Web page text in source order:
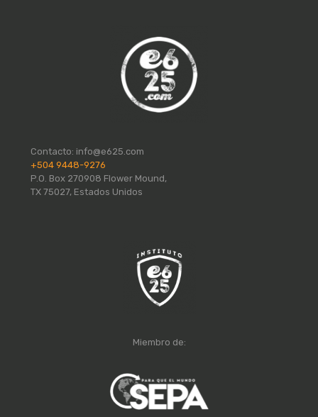
Contacto: info@e625.com
+504 9448-9276
P.O. Box 270908 Flower Mound,
TX 75027, Estados Unidos
Miembro de: